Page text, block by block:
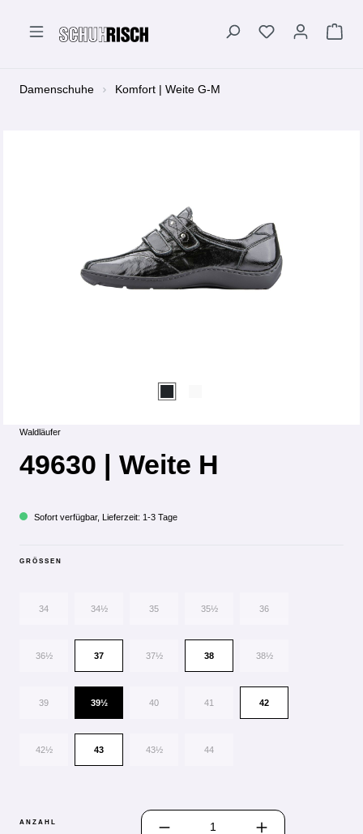
Damenschuhe Komfort | Weite G-M
Waldläufer
49630 | Weite H
Sofort verfügbar, Lieferzeit: 1-3 Tage
GRÖSSEN
34 34½ 35 35½ 36
36½ 37 37½ 38 38½
39 39½ 40 41 42
42½ 43 43½ 44
ANZAHL
PRODUKT ANZAHL: GIB DEN